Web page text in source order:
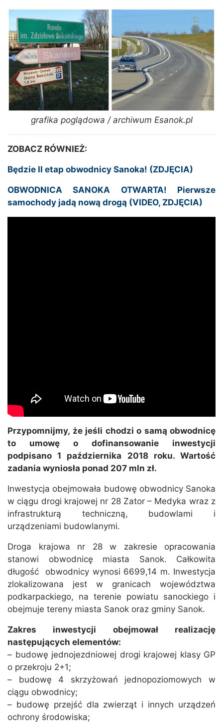
grafika poglądowa / archiwum Esanok.pl
ZOBACZ RÓWNIEŻ:
Będzie II etap obwodnicy Sanoka! (ZDJĘCIA)
OBWODNICA SANOKA OTWARTA! Pierwsze
samochody jadą nową drogą (VIDEO, ZDJĘCIA)
Przypomnijmy, że jeśli chodzi o samą obwodnicę
to umowę o dofinansowanie inwestycji
podpisano 1 października 2018 roku. Wartość
zadania wyniosła ponad 207 mln zł.
Inwestycja obejmowała budowę obwodnicy Sanoka
w ciągu drogi krajowej nr 28 Zator – Medyka wraz z
infrastrukturą techniczną, budowlami i
urządzeniami budowlanymi.
Droga krajowa nr 28 w zakresie opracowania
stanowi obwodnicę miasta Sanok. Całkowita
długość obwodnicy wynosi 6699,14 m. Inwestycja
zlokalizowana jest w granicach województwa
podkarpackiego, na terenie powiatu sanockiego i
obejmuje tereny miasta Sanok oraz gminy Sanok.
Zakres inwestycji obejmował realizację
następujących elementów:
– budowę jednojezdniowej drogi krajowej klasy GP
o przekroju 2+1;
– budowę 4 skrzyżowań jednopoziomowych w
ciągu obwodnicy;
– budowę przejść dla zwierząt i innych urządzeń
ochrony środowiska;